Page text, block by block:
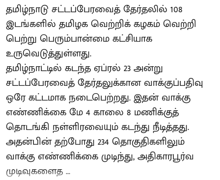
தமிழ்நாடு சட்டப்பேரவைத் தேர்தலில் 108
இடங்களில் தமிழக வெற்றிக் கழகம் வெற்றி
பெற்று பெரும்பான்மை கட்சியாக
உருவெடுத்துள்ளது.
தமிழ்நாட்டில் கடந்த ஏப்ரல் 23 அன்று
சட்டப்பேரவைத் தேர்தலுக்கான வாக்குப்பதிவு
ஒரே கட்டமாக நடைபெற்றது. இதன் வாக்கு
எண்ணிக்கை மே 4 காலை 8 மணிக்குத்
தொடங்கி நள்ளிரவையும் கடந்து நீடித்தது.
அதன்பின் தற்போது 234 தொகுதிகளிலும்
வாக்கு எண்ணிக்கை முடிந்து, அதிகாரபூர்வ
முடிவுகளைத ...